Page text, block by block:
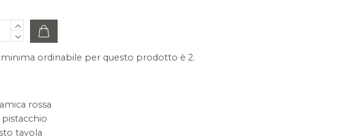
minima ordinabile per questo prodotto è 2.
rossa
pistacchio
tavola